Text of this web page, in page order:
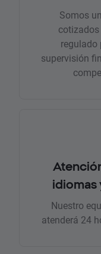
Somos
regulado
supervisión
idiomas
Nuestro
atenderá 24